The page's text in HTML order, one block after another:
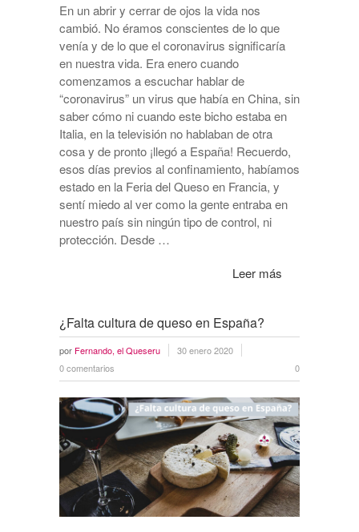
En un abrir y cerrar de ojos la vida nos
cambió. No éramos conscientes de lo que
venía y de lo que el coronavirus significaría
en nuestra vida. Era enero cuando
comenzamos a escuchar hablar de
“coronavirus” un virus que había en China, sin
saber cómo ni cuando este bicho estaba en
Italia, en la televisión no hablaban de otra
cosa y de pronto ¡llegó a España! Recuerdo,
esos días previos al confinamiento, habíamos
estado en la Feria del Queso en Francia, y
sentí miedo al ver como la gente entraba en
nuestro país sin ningún tipo de control, ni
protección. Desde …
Leer más
¿Falta cultura de queso en España?
por Fernando, el Queseru
30 enero 2020
0 comentarios
0